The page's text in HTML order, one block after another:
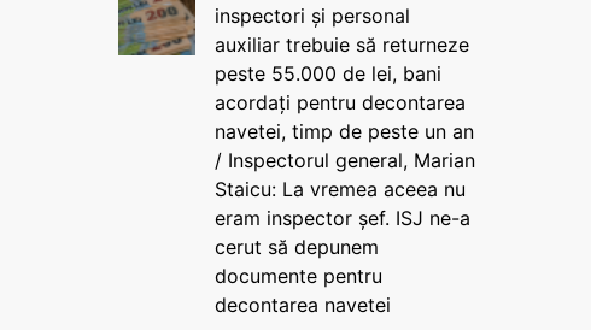
inspectori și personal
auxiliar trebuie să returneze
peste 55.000 de lei, bani
acordați pentru decontarea
navetei, timp de peste un an
/ Inspectorul general, Marian
Staicu: La vremea aceea nu
eram inspector șef. ISJ ne-a
cerut să depunem
documente pentru
decontarea navetei